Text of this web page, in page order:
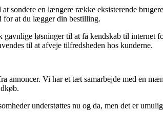
sondere en længere række eksisterende
for at du lægger din bestilling.
løsninger til at få kendskab til
til at afveje tilfredsheden hos kunderne.
annoncer. Vi har et tæt samarbejde med en
understøttes nu og da, men det er